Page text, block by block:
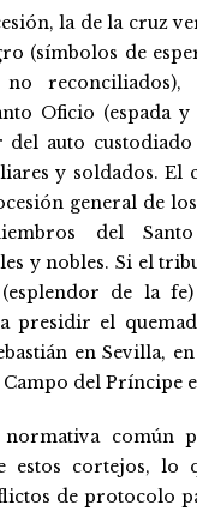
la de la cruz
(símbolos de
no
Oficio (espada
del auto
y soldados. El
general de
del
y nobles. Si el
de la fe)
presidir el
en Sevilla,
del Príncipe
normativa común
estos cortejos, lo
de protocolo